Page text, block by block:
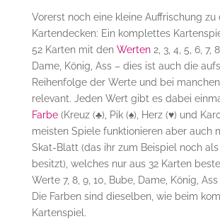
Vorerst noch eine kleine Auffrischung zu
Kartendecken: Ein komplettes
52 Karten mit den Werten2, 3, 4, 5, 6, 7,
Dame, König, Ass – dies ist auch die
Reihenfolge der Werte und bei
relevant. Jeden Wert gibt es dabei
Farbe(Kreuz (♣), Pik (♠), Herz (♥) und
meisten Spiele funktionieren aber auch
Skat-Blatt (das ihr zum Beispiel noch
besitzt), welches nur aus 32 Karten
Werte 7, 8, 9, 10, Bube, Dame, König,
Die Farben sind dieselben, wie beim
Kartenspiel.